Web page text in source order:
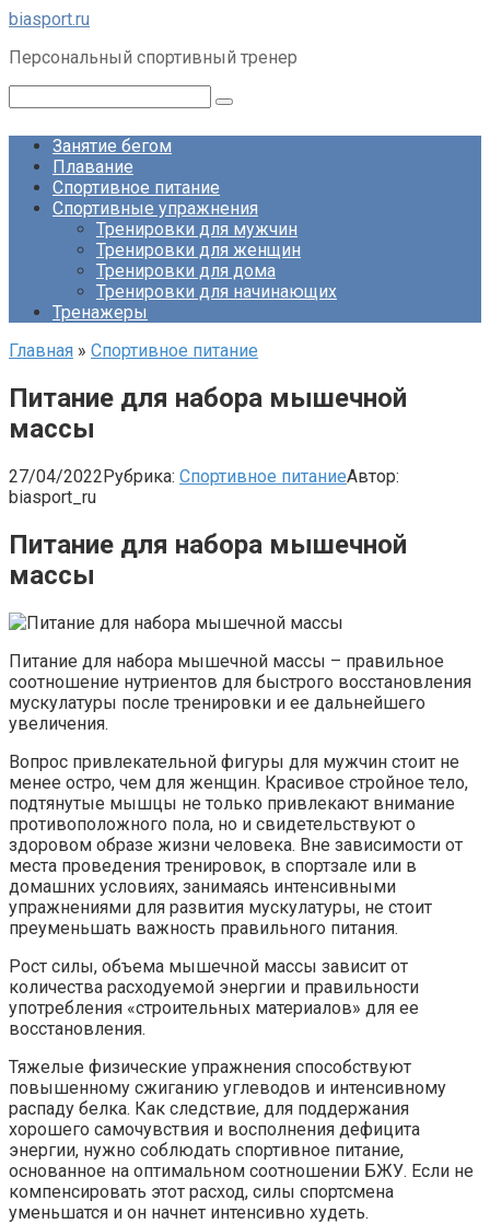
Перейти
контенту
biasport.ru
Персональный спортивный тренер
Занятие бегом
Плавание
Спортивное питание
Спортивные упражнения
Тренировки для мужчин
Тренировки для женщин
Тренировки для дома
Тренировки для начинающих
Тренажеры
Главная » Спортивное питание
Питание для набора мышечной
массы
27/04/2022Рубрика: Спортивное питаниеАвтор:
biasport_ru
Питание для набора мышечной
массы
Питание для набора мышечной массы – правильное
соотношение нутриентов для быстрого восстановления
мускулатуры после тренировки и ее дальнейшего
увеличения.
Вопрос привлекательной фигуры для мужчин стоит не
менее остро, чем для женщин. Красивое стройное тело,
подтянутые мышцы не только привлекают внимание
противоположного пола, но и свидетельствуют о
здоровом образе жизни человека. Вне зависимости от
места проведения тренировок, в спортзале или в
домашних условиях, занимаясь интенсивными
упражнениями для развития мускулатуры, не стоит
преуменьшать важность правильного питания.
Рост силы, объема мышечной массы зависит от
количества расходуемой энергии и правильности
употребления «строительных материалов» для ее
восстановления.
Тяжелые физические упражнения способствуют
повышенному сжиганию углеводов и интенсивному
распаду белка. Как следствие, для поддержания
хорошего самочувствия и восполнения дефицита
энергии, нужно соблюдать спортивное питание,
основанное на оптимальном соотношении БЖУ. Если не
компенсировать этот расход, силы спортсмена
уменьшатся и он начнет интенсивно худеть.